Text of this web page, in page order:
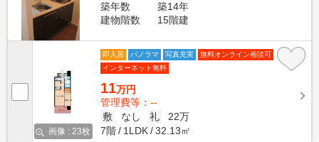
築年数
築14年
建物階数
15階建
画像 : 23枚
即入居 パノラマ 写真充実
無料オンライン相談可
インターネット無料
11万円
管理費等：--
敷
なし 礼
22万
7階
1LDK 32.13㎡